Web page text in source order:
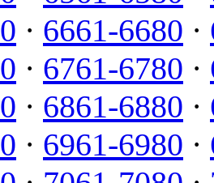
· 6661-6680 ·
· 6761-6780 ·
· 6861-6880 ·
· 6961-6980 ·